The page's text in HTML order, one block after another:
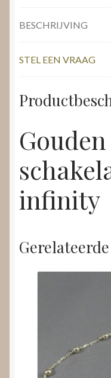
BESCHRIJVING
STEL EEN VRAAG
Gouden
infinity